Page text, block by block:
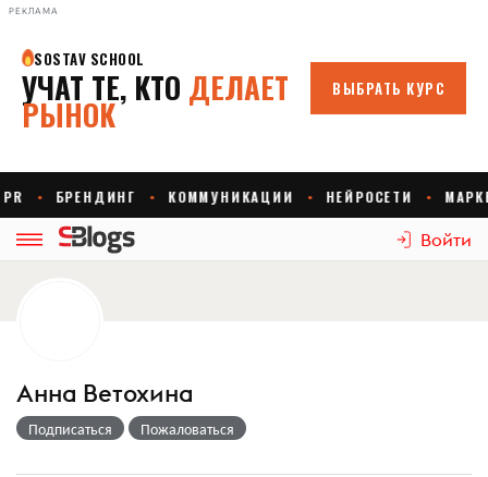
РЕКЛАМА
Войти
Анна Ветохина
Подписаться Пожаловаться